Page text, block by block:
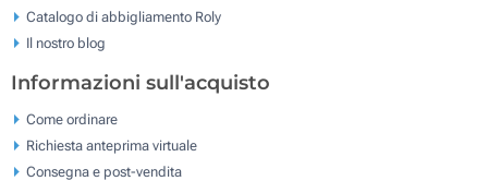
Catalogo di abbigliamento Roly
Il nostro blog
Informazioni sull'acquisto
Come ordinare
Richiesta anteprima virtuale
Consegna e post-vendita